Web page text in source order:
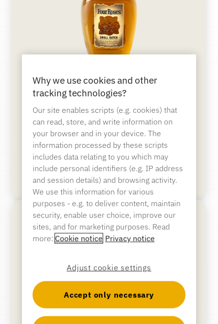
Gastgewerbe und Restaurants
Fixture Builders
Bankwesen
Bildung
OneKEY Flaschendeckel
Schützt die in Flaschen abgefüllten Waren vor
Diebstahl und Verbrauch vor Ort und kann nicht
durch Magnete überwunden werden.
Why we use cookies and other
tracking technologies?
Our site enables scripts (e.g. cookies) that
can read, store, and write information on
your browser and in your device. The
information processed by these scripts
includes data relating to you which may
include personal identifiers (e.g. IP address
and session details) and browsing activity.
We use this information for various
purposes - e.g. to deliver content, maintain
security, enable user choice, improve our
sites, and for marketing purposes. Read
more: Cookie notice Privacy notice
Adjust cookie settings
Accept only necessary